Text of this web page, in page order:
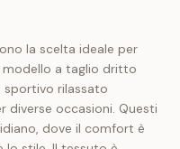
la scelta ideale per
modello a taglio dritto
sportivo rilassato
diverse occasioni. Questi
dove il comfort è